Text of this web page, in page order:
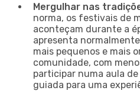
Mergulhar nas
norma, os festivais de
aconteçam durante a
apresenta
mais pequenos e mais
comunidade, com
participar numa aula
guiada para uma